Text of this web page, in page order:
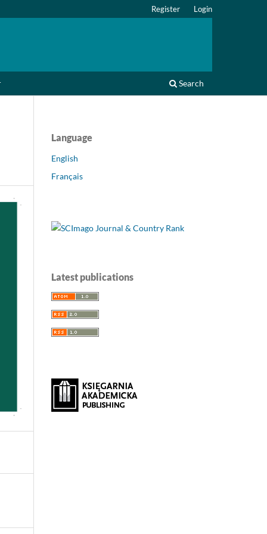
Search
Register Login
Language
English
Français
Latest publications